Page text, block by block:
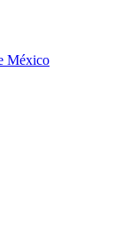
México